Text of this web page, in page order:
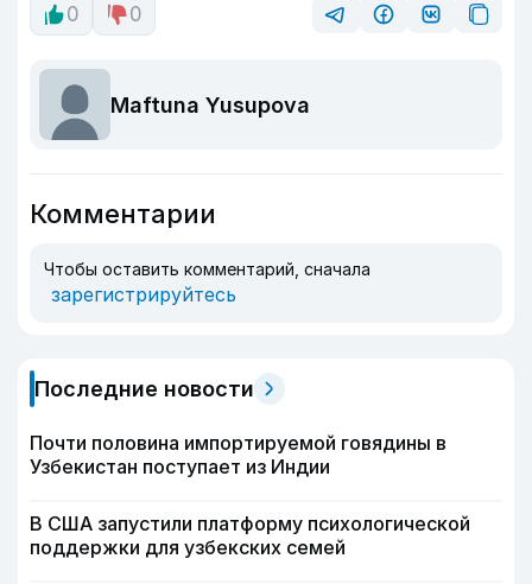
0
0
Maftuna Yusupova
Комментарии
Чтобы оставить комментарий, сначала
зарегистрируйтесь
Последние новости
Почти половина импортируемой говядины в
Узбекистан поступает из Индии
В США запустили платформу психологической
поддержки для узбекских семей